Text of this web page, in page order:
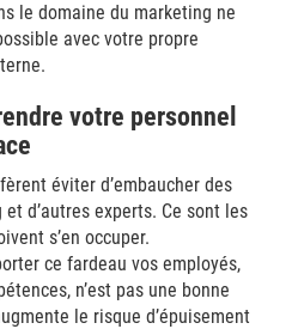
le domaine du marketing ne
avec votre propre
votre personnel
éviter d’embaucher des
d’autres experts. Ce sont les
s’en occuper.
ce fardeau vos employés,
n’est pas une bonne
le risque d’épuisement